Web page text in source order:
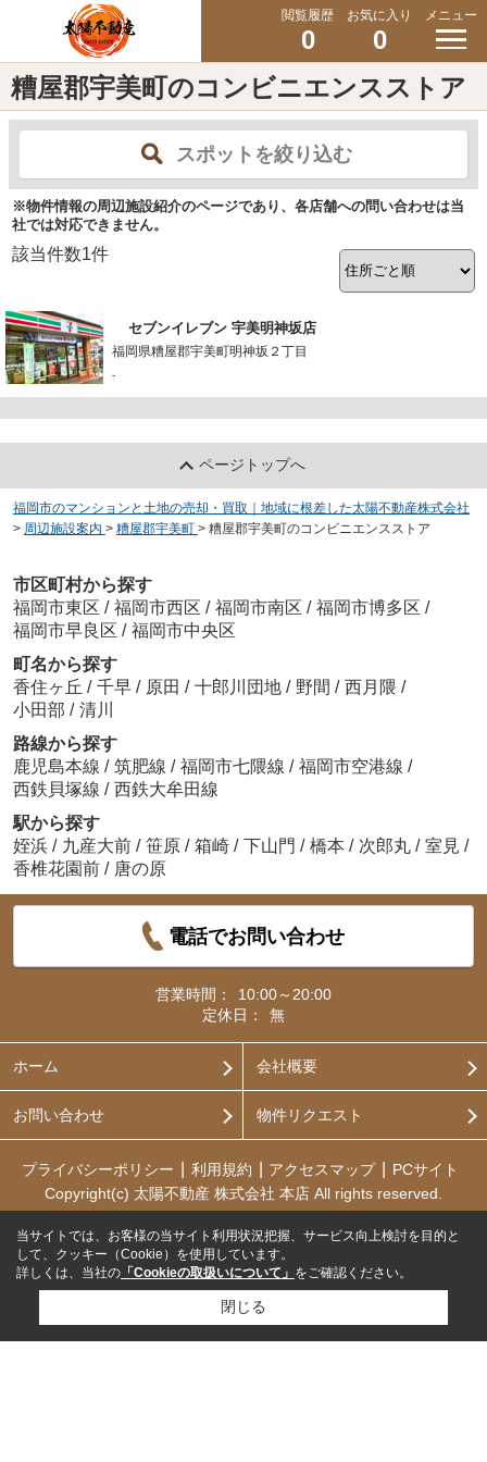
閲覧履歴
0
お気に入り
0
メニュー
糟屋郡宇美町のコンビニエンスストア
スポットを絞り込む
※物件情報の周辺施設紹介のページであり、各店舗への問い合わせは当
社では対応できません。
該当件数1件
セブンイレブン 宇美明神坂店
福岡県糟屋郡宇美町明神坂２丁目
-
ページトップへ
福岡市のマンションと土地の売却・買取｜地域に根差した太陽不動産株式会社
> 周辺施設案内 > 糟屋郡宇美町 > 糟屋郡宇美町のコンビニエンスストア
市区町村から探す
福岡市東区 / 福岡市西区 / 福岡市南区 / 福岡市博多区 /
福岡市早良区 / 福岡市中央区
町名から探す
香住ヶ丘 / 千早 / 原田 / 十郎川団地 / 野間 / 西月隈 /
小田部 / 清川
路線から探す
鹿児島本線 / 筑肥線 / 福岡市七隈線 / 福岡市空港線 /
西鉄貝塚線 / 西鉄大牟田線
駅から探す
姪浜 / 九産大前 / 笹原 / 箱崎 / 下山門 / 橋本 / 次郎丸 / 室見 /
香椎花園前 / 唐の原
電話でお問い合わせ
営業時間：
10:00～20:00
定休日：
無
ホーム 会社概要
お問い合わせ 物件リクエスト
プライバシーポリシー 利用規約 アクセスマップ
PCサイト
Copyright(c) 太陽不動産 株式会社 本店 All rights reserved.
当サイトでは、お客様の当サイト利用状況把握、サービス向上検討を目的と
して、クッキー（Cookie）を使用しています。
詳しくは、当社の 「Cookieの取扱いについて」 をご確認ください。
閉じる